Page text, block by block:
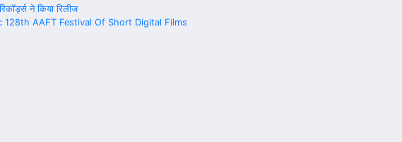
ने किया रिलीज
AAFT Festival Of Short Digital Films